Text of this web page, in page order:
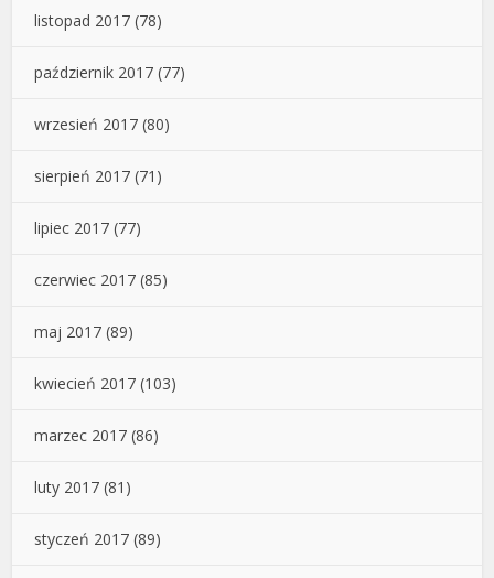
listopad 2017 (78)
październik 2017 (77)
wrzesień 2017 (80)
sierpień 2017 (71)
lipiec 2017 (77)
czerwiec 2017 (85)
maj 2017 (89)
kwiecień 2017 (103)
marzec 2017 (86)
luty 2017 (81)
styczeń 2017 (89)